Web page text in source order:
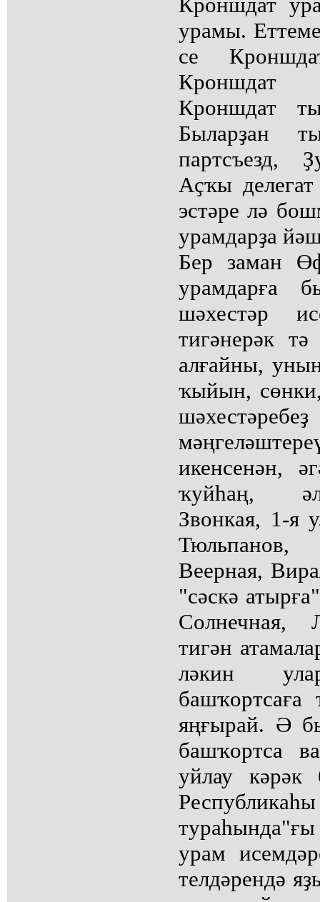
урамы.
се
Кроншдат
Быларҙан
партсъезд,
Аҫҡы
эстәре лә
урамдарҙа
Бер заман
урамдарға
шәхестәр
тигәнерәк
алғайны,
ҡыйын,
икенсенән,
ҡуйһаң,
Звонкая, 1-я
Тюльпанов,
Веерная,
"сәскә
Солнечная,
тигән
ләкин
башҡортсаға
яңғырай. Ә
башҡортса
уйлау кәрәк
урам
телдәрендә